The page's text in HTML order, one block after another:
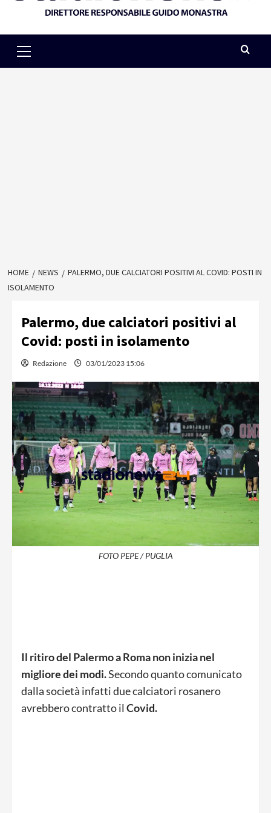
Menu
HOME NEWS
PALERMO, DUE CALCIATORI POSITIVI AL COVID: POSTI IN
ISOLAMENTO
Palermo, due calciatori positivi al
Covid: posti in isolamento
Redazione 03/01/2023 15:06
FOTO PEPE / PUGLIA
Il ritiro del Palermo a Roma non inizia nel
migliore dei modi.Secondo quanto comunicato
dalla società infatti due calciatori rosanero
avrebbero contratto il Covid.